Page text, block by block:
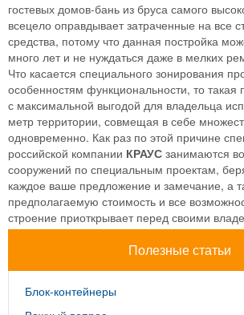
гостевых домов-бань из бруса самого
всецело оправдывает затраченные на все
средства, потому что данная постройка
много лет и не нуждаться даже в мелких
Что касается специального зонирования
особенностям функциональности, то такая
с максимальной выгодой для владельца
метр территории, совмещая в себе
одновременно. Как раз по этой причине
российской компании КРАУС занимаются
сооружений по специальным проектам,
каждое ваше предложение и замечание, а
предполагаемую стоимость и все
строение приоткрывает перед своими
Полезные статьи
Блок-контейнеры